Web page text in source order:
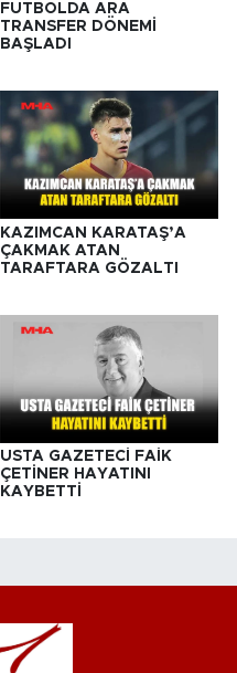
FUTBOLDA ARA
TRANSFER DÖNEMİ
BAŞLADI
KAZIMCAN KARATAŞ’A
ÇAKMAK ATAN
TARAFTARA GÖZALTI
USTA GAZETECİ FAİK
ÇETİNER HAYATINI
KAYBETTİ